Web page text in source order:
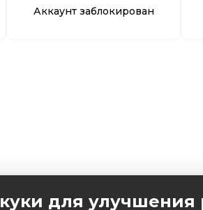
Аккаунт заблокирован
для улучшения